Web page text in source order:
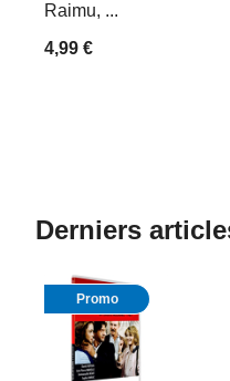
Raimu, ...
4,99 €
Derniers
Promo